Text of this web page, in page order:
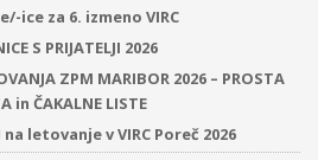
ice za 6. izmeno VIRC
S PRIJATELJI 2026
ZPM MARIBOR 2026 – PROSTA
in ČAKALNE LISTE
na letovanje v VIRC Poreč 2026